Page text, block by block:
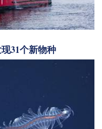
31个新物种